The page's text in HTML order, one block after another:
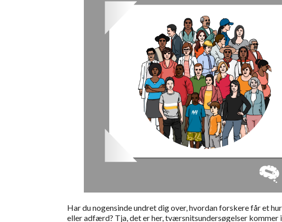
Har du nogensinde undret dig over, hvordan forskere får et
eller adfærd? Tja, det er her, tværsnitsundersøgelser kommer